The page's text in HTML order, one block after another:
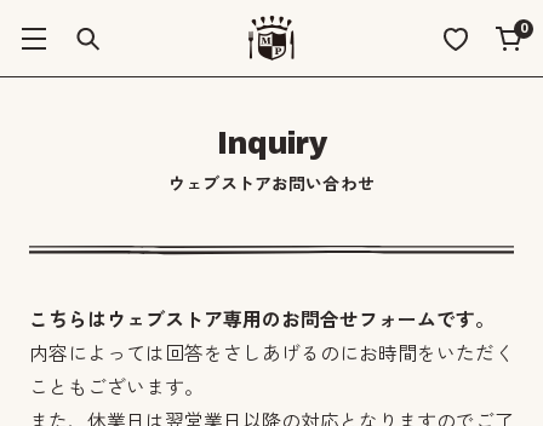
0
Inquiry
ウェブストアお問い合わせ
こちらはウェブストア専用のお問合せフォームです。
内容によっては回答をさしあげるのにお時間をいただく
こともございます。
また、休業日は翌営業日以降の対応となりますのでご了